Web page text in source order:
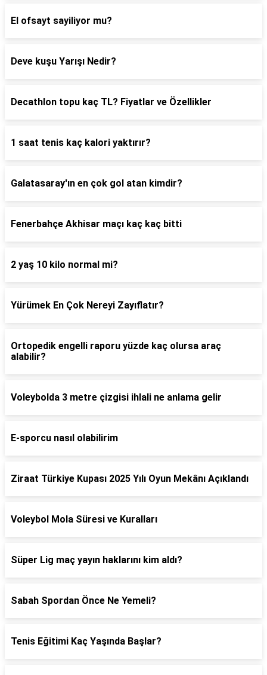
El ofsayt sayiliyor mu?
Deve kuşu Yarışı Nedir?
Decathlon topu kaç TL? Fiyatlar ve Özellikler
1 saat tenis kaç kalori yaktırır?
Galatasaray'ın en çok gol atan kimdir?
Fenerbahçe Akhisar maçı kaç kaç bitti
2 yaş 10 kilo normal mi?
Yürümek En Çok Nereyi Zayıflatır?
Ortopedik engelli raporu yüzde kaç olursa araç
alabilir?
Voleybolda 3 metre çizgisi ihlali ne anlama gelir
E-sporcu nasıl olabilirim
Ziraat Türkiye Kupası 2025 Yılı Oyun Mekânı Açıklandı
Voleybol Mola Süresi ve Kuralları
Süper Lig maç yayın haklarını kim aldı?
Sabah Spordan Önce Ne Yemeli?
Tenis Eğitimi Kaç Yaşında Başlar?